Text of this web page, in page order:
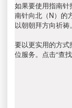
如果要使用指南
南针向北（N）的
以朝朝拜方向祈祷。
要以更实用的方
位服务。点击“查